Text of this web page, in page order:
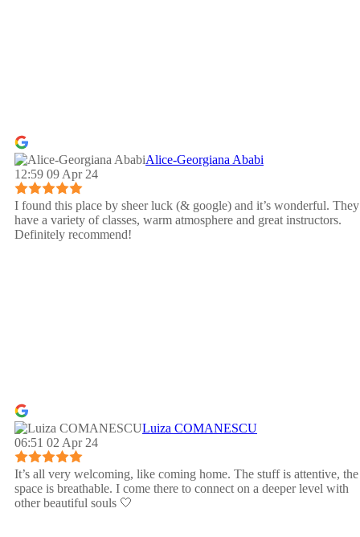
Alice-Georgiana Ababi
12:59 09 Apr 24
I found this place by sheer luck (& google) and it’s wonderful. They
have a variety of classes, warm atmosphere and great instructors.
Definitely recommend!
Luiza COMANESCU
06:51 02 Apr 24
It’s all very welcoming, like coming home. The stuff is attentive, the
space is breathable. I come there to connect on a deeper level with
other beautiful souls 🤍